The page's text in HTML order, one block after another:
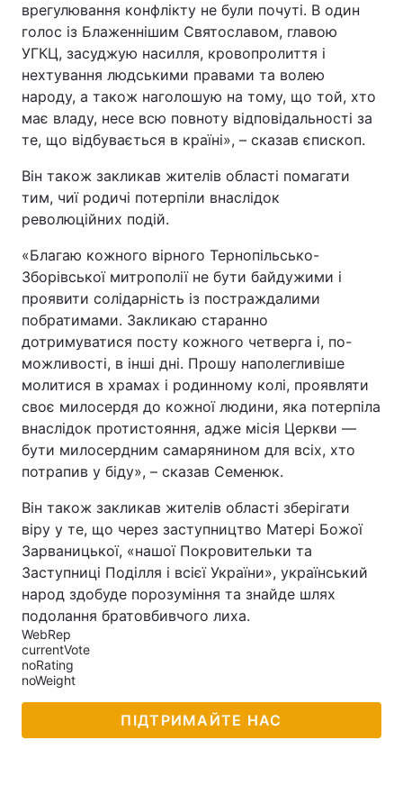
Тема оформлення
врегулювання конфлікту не були почуті. В один
голос із Блаженнішим Святославом, главою
УГКЦ, засуджую насилля, кровопролиття і
нехтування людськими правами та волею
народу, а також наголошую на тому, що той, хто
має владу, несе всю повноту відповідальності за
те, що відбувається в країні», – сказав єпископ.
Він також закликав жителів області помагати
тим, чиї родичі потерпіли внаслідок
революційних подій.
«Благаю кожного вірного Тернопільсько-
Зборівської митрополії не бути байдужими і
проявити солідарність із постраждалими
побратимами. Закликаю старанно
дотримуватися посту кожного четверга і, по-
можливості, в інші дні. Прошу наполегливіше
молитися в храмах і родинному колі, проявляти
своє милосердя до кожної людини, яка потерпіла
внаслідок протистояння, адже місія Церкви —
бути милосердним самарянином для всіх, хто
потрапив у біду», – сказав Семенюк.
Він також закликав жителів області зберігати
віру у те, що через заступництво Матері Божої
Зарваницької, «нашої Покровительки та
Заступниці Поділля і всієї України», український
народ здобуде порозуміння та знайде шлях
подолання братовбивчого лиха.
WebRep
currentVote
noRating
noWeight
ПІДТРИМАЙТЕ НАС